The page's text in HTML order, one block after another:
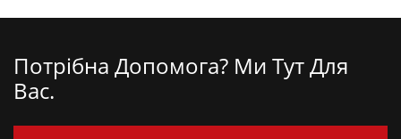
Потрібна Допомога? Ми Тут Для
Вас.